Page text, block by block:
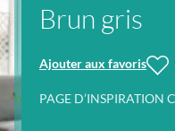
Brun gris
Ajouter aux favoris
PAGE D’INSPIRATION